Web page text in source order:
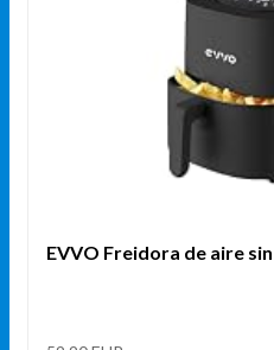
EVVO Freidora de aire